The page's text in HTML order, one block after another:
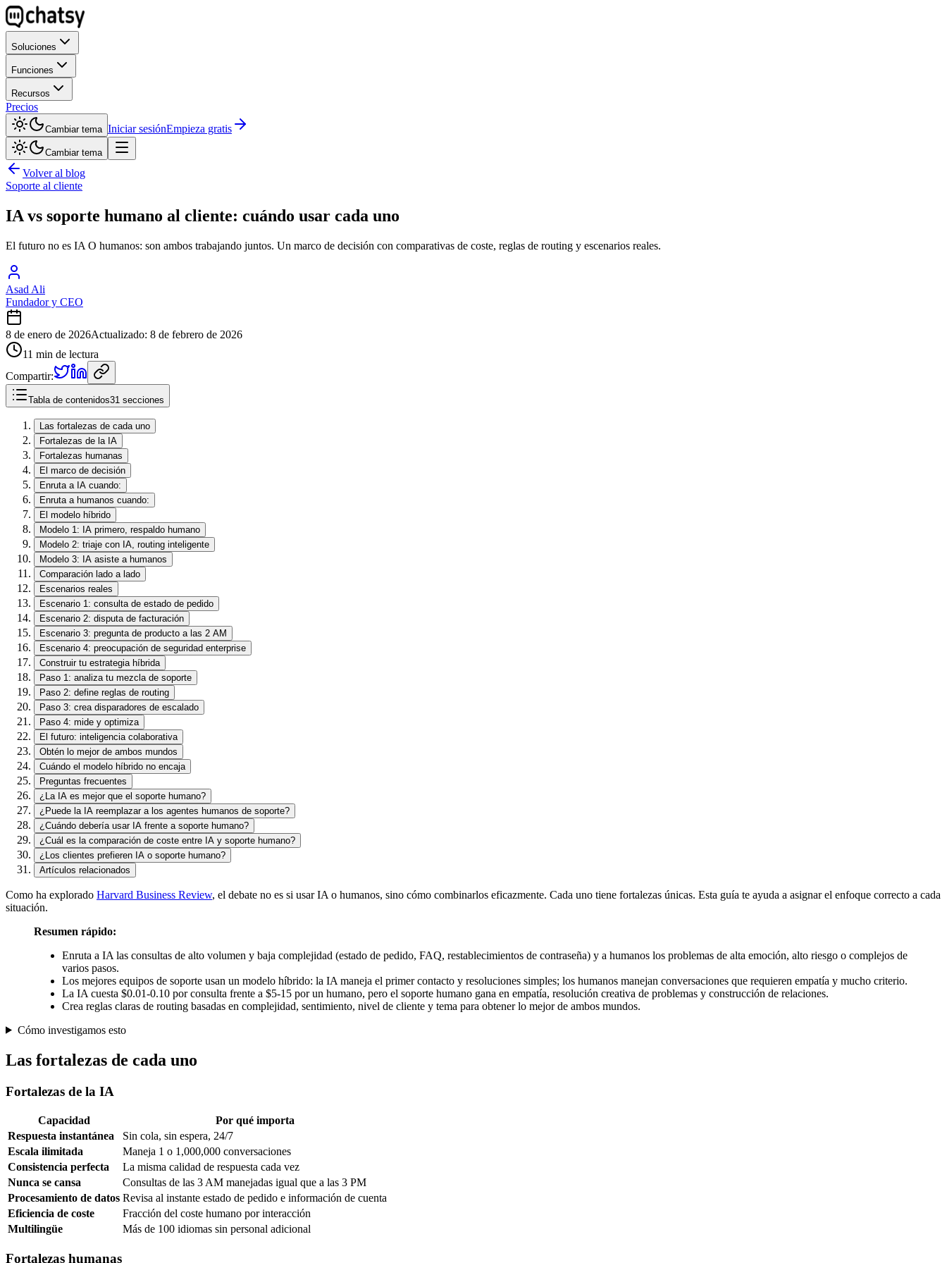
Soluciones
Funciones
Recursos
Precios
Cambiar tema Iniciar sesiónEmpieza gratis
Cambiar tema
Volver al blog
Soporte al cliente
IA vs soporte humano al cliente: cuándo usar cada uno
El futuro no es IA O humanos: son ambos trabajando juntos. Un marco de decisión con comparativas de coste, reglas de routing y escenarios reales.
Asad Ali
Fundador y CEO
8 de enero de 2026Actualizado: 8 de febrero de 2026
11 min de lectura
Compartir:
Tabla de contenidos31 secciones
Las fortalezas de cada uno
Fortalezas de la IA
Fortalezas humanas
El marco de decisión
Enruta a IA cuando:
Enruta a humanos cuando:
El modelo híbrido
Modelo 1: IA primero, respaldo humano
Modelo 2: triaje con IA, routing inteligente
Modelo 3: IA asiste a humanos
Comparación lado a lado
Escenarios reales
Escenario 1: consulta de estado de pedido
Escenario 2: disputa de facturación
Escenario 3: pregunta de producto a las 2 AM
Escenario 4: preocupación de seguridad enterprise
Construir tu estrategia híbrida
Paso 1: analiza tu mezcla de soporte
Paso 2: define reglas de routing
Paso 3: crea disparadores de escalado
Paso 4: mide y optimiza
El futuro: inteligencia colaborativa
Obtén lo mejor de ambos mundos
Cuándo el modelo híbrido no encaja
Preguntas frecuentes
¿La IA es mejor que el soporte humano?
¿Puede la IA reemplazar a los agentes humanos de soporte?
¿Cuándo debería usar IA frente a soporte humano?
¿Cuál es la comparación de coste entre IA y soporte humano?
¿Los clientes prefieren IA o soporte humano?
Artículos relacionados
Como ha explorado Harvard Business Review, el debate no es si usar IA o humanos, sino cómo combinarlos eficazmente. Cada uno tiene fortalezas únicas. Esta guía te ayuda a asignar el enfoque correcto a cada
situación.
Resumen rápido:
Enruta a IA las consultas de alto volumen y baja complejidad (estado de pedido, FAQ, restablecimientos de contraseña) y a humanos los problemas de alta emoción, alto riesgo o complejos de
varios pasos.
Los mejores equipos de soporte usan un modelo híbrido: la IA maneja el primer contacto y resoluciones simples; los humanos manejan conversaciones que requieren empatía y mucho criterio.
La IA cuesta $0.01-0.10 por consulta frente a $5-15 por un humano, pero el soporte humano gana en empatía, resolución creativa de problemas y construcción de relaciones.
Crea reglas claras de routing basadas en complejidad, sentimiento, nivel de cliente y tema para obtener lo mejor de ambos mundos.
Cómo investigamos esto
Las fortalezas de cada uno
Fortalezas de la IA
Capacidad
Por qué importa
Respuesta instantánea
Sin cola, sin espera, 24/7
Escala ilimitada
Maneja 1 o 1,000,000 conversaciones
Consistencia perfecta
La misma calidad de respuesta cada vez
Nunca se cansa
Consultas de las 3 AM manejadas igual que a las 3 PM
Procesamiento de datos Revisa al instante estado de pedido e información de cuenta
Eficiencia de coste
Fracción del coste humano por interacción
Multilingüe
Más de 100 idiomas sin personal adicional
Fortalezas humanas